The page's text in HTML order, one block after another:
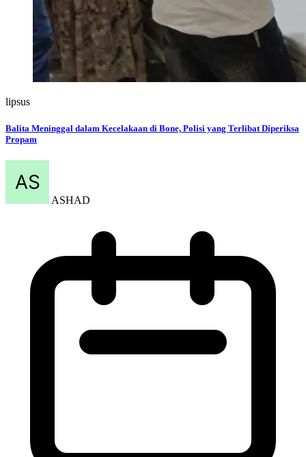
lipsus
Balita Meninggal dalam Kecelakaan di Bone, Polisi yang Terlibat Diperiksa
Propam
ASHAD